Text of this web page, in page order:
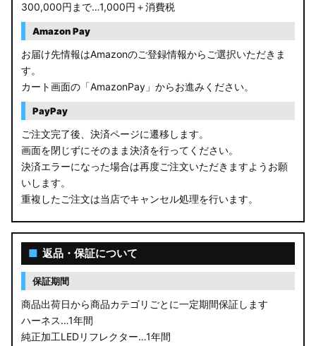
300,000円まで…1,000円＋消費税
Amazon Pay
お届け先情報はAmazonのご登録情報からご選択いただきま
す。
カート画面の「AmazonPay」からお進みください。
PayPay
ご注文完了後、決済ページに遷移します。
画面を閉じずにそのまま決済を行ってください。
決済エラーになった場合は再度ご注文いただきますようお願
いします。
重複したご注文は当店でキャンセル処理を行います。
■ 返品・保証について
保証期間
商品出荷日から商品カテゴリごとに一定期間保証します
ハーネス…1年間
純正加工LEDリフレクター…1年間